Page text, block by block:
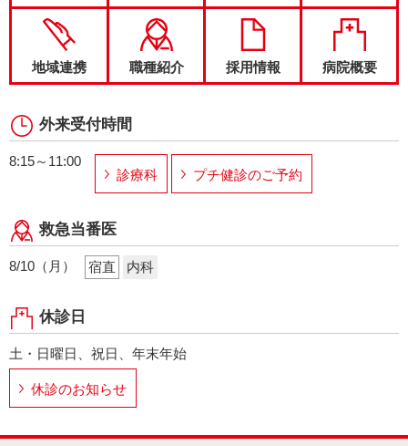
地域連携 職種紹介 採用情報 病院概要
外来受付時間
8:15～11:00
診療科
プチ健診のご予約
救急当番医
8/10（月） 宿直 内科
休診日
土・日曜日、祝日、年末年始
休診のお知らせ